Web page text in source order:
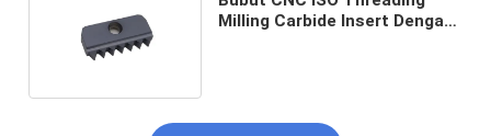
Milling Carbide Insert Dengan